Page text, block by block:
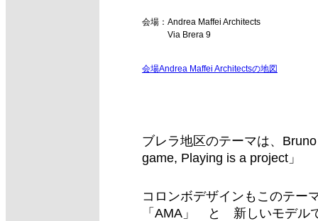
会場：Andrea Maffei Architects
Via Brera 9
会場Andrea Maffei Architectsの地図
ブレラ地区のテーマは、
game, Playing is a project」
コロンボデザインもこのテー
「AMA」 と 新しいモデル